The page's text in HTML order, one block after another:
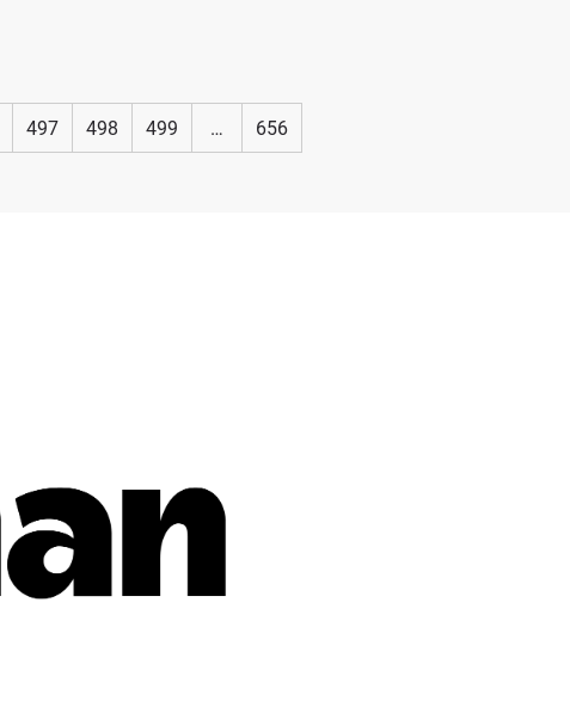
497 498 499 … 656